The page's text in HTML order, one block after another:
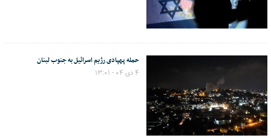
حمله پهپادی رژیم اسرائیل به جنوب لبنان
۴ دی ۰۴ - ۱۳:۰۱